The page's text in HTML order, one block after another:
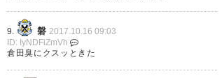
9. 磐 2017.10.16 09:03
ID: IyNDFiZmVh
倉田臭にクスッときた